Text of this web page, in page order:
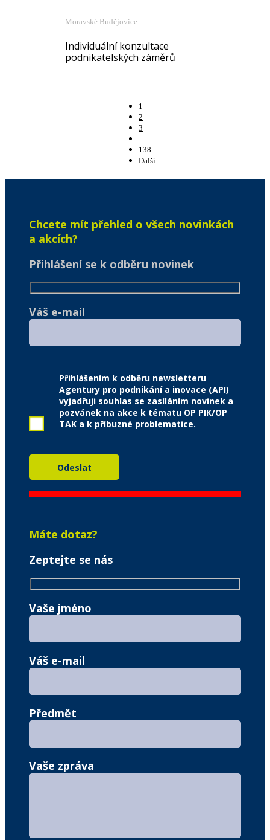
Moravské Budějovice
Individuální konzultace
podnikatelských záměrů
1
2
3
138
Další
Chcete mít přehled o všech novinkách
a akcích?
Přihlášení se k odběru novinek
Váš e-mail
Přihlášením k odběru newsletteru
Agentury pro podnikání a inovace (API)
vyjadřuji souhlas se zasíláním novinek a
pozvánek na akce k tématu OP PIK/OP
TAK a k příbuzné problematice.
Máte dotaz?
Zeptejte se nás
Vaše jméno
Váš e-mail
Předmět
Vaše zpráva